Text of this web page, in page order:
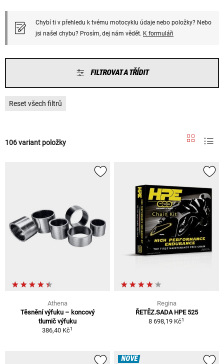
Chybí ti v přehledu k tvému motocyklu údaje nebo položky? Nebo
jsi našel chybu? Prosím, dej nám vědět. K formuláři
FILTROVAT A TŘÍDIT
Reset všech filtrů
106 variant položky
Athena
Těsnění výfuku – koncový
tlumič výfuku
386,40 Kč1
Regina
ŘETĚZ.SADA HPE 525
8 698,19 Kč1
NOVÉ